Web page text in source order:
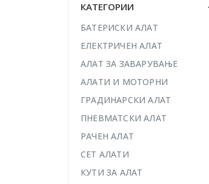
КАТЕГОРИИ
БАТЕРИСКИ АЛАТ
ЕЛЕКТРИЧЕН АЛАТ
АЛАТ ЗА ЗАВАРУВАЊЕ
АЛАТИ И МОТОРНИ
ГРАДИНАРСКИ АЛАТ
ПНЕВМАТСКИ АЛАТ
РАЧЕН АЛАТ
СЕТ АЛАТИ
КУТИ ЗА АЛАТ